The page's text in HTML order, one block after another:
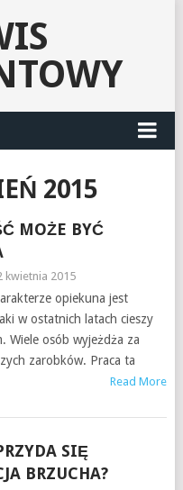
2015
MOŻE BYĆ
kwietnia 2015
opiekuna jest
w ostatnich latach cieszy
Wiele osób wyjeżdża za
zarobków. Praca ta
Read More
SIĘ
BRZUCHA?